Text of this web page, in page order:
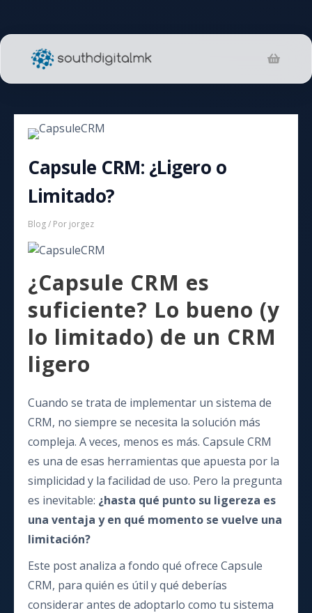
contenido
Capsule CRM: ¿Ligero o
Limitado?
Blog/ Por jorgez
¿Capsule CRM es
suficiente? Lo bueno (y
lo limitado) de un CRM
ligero
Cuando se trata de implementar un sistema de
CRM, no siempre se necesita la solución más
compleja. A veces, menos es más. Capsule CRM
es una de esas herramientas que apuesta por la
simplicidad y la facilidad de uso. Pero la pregunta
es inevitable: ¿hasta qué punto su ligereza es
una ventaja y en qué momento se vuelve una
limitación?
Este post analiza a fondo qué ofrece Capsule
CRM, para quién es útil y qué deberías
considerar antes de adoptarlo como tu sistema